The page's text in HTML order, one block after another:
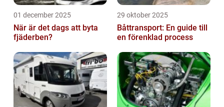
01 december 2025
När är det dags att byta
fjäderben?
29 oktober 2025
Båttransport: En guide till
en förenklad process